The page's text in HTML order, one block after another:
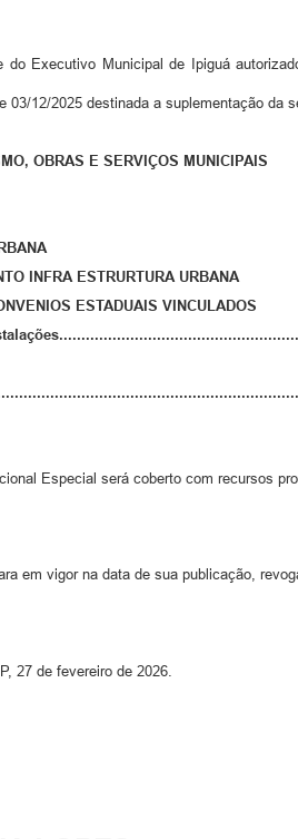
Executivo Municipal de Ipiguá
03/12/2025 destinada a suplementação da
OBRAS E SERVIÇOS MUNICIPAIS
INFRA ESTRURTURA URBANA
ESTADUAIS VINCULADOS
Especial será coberto com recursos
em vigor na data de sua publicação,
27 de fevereiro de 2026.